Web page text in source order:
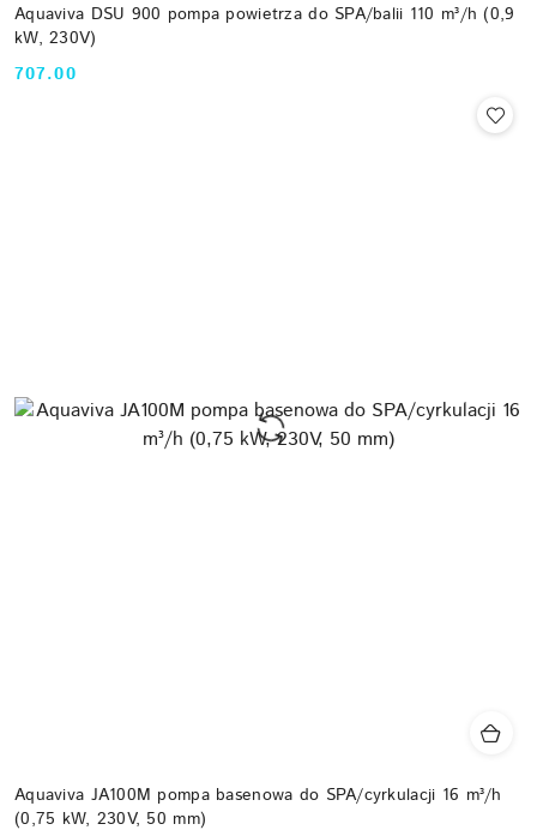
Aquaviva DSU 900 pompa powietrza do SPA/balii 110 m³/h (0,9
kW, 230V)
Cena:
707.00
Aquaviva JA100M pompa basenowa do SPA/cyrkulacji 16 m³/h
(0,75 kW, 230V, 50 mm)